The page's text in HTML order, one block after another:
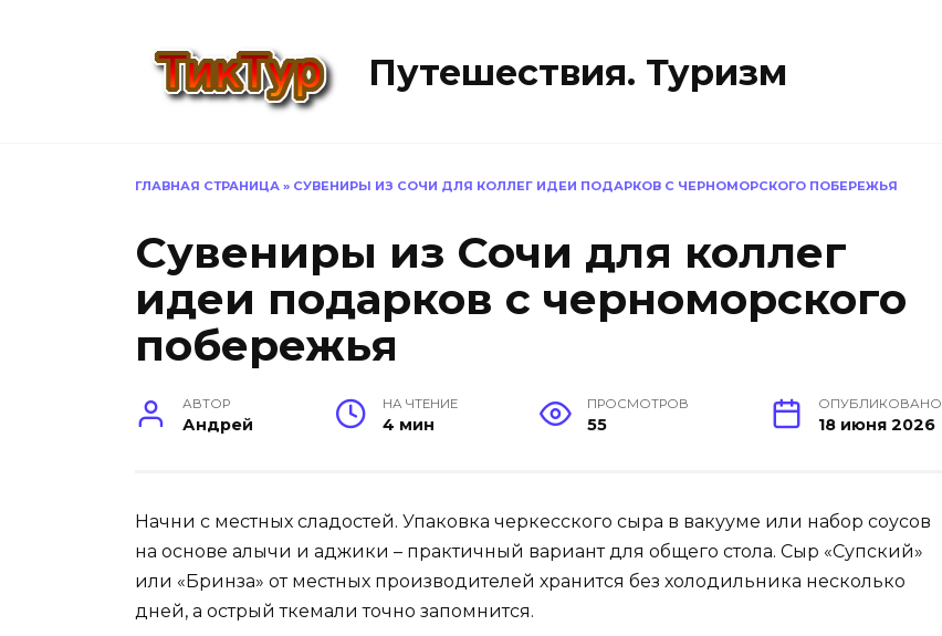
Путешествия. Туризм
ГЛАВНАЯ СТРАНИЦА » СУВЕНИРЫ ИЗ СОЧИ ДЛЯ КОЛЛЕГ ИДЕИ ПОДАРКОВ С ЧЕРНОМОРСКОГО ПОБЕРЕЖЬЯ
Сувениры из Сочи для коллег
идеи подарков с черноморского
побережья
АВТОР
Андрей
НА ЧТЕНИЕ
4 мин
ПРОСМОТРОВ
55
ОПУБЛИКОВАНО
18 июня 2026
Начни с местных сладостей. Упаковка черкесского сыра в вакууме или набор соусов
на основе алычи и аджики – практичный вариант для общего стола. Сыр «Супский»
или «Бринза» от местных производителей хранится без холодильника несколько
дней, а острый ткемали точно запомнится.